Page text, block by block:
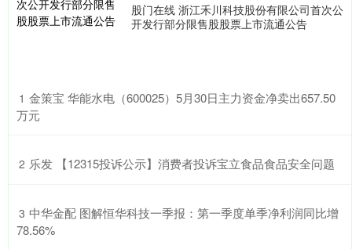
股门在线 浙江禾川科技股份有限公司首次公
开发行部分限售股股票上市流通公告
1 ​金策宝 华能水电（600025）5月30日主力资金净卖出657.50
万元
2 ​乐发 【12315投诉公示】消费者投诉宝立食品食品安全问题
3 ​中华金配 图解恒华科技一季报：第一季度单季净利润同比增
78.56%